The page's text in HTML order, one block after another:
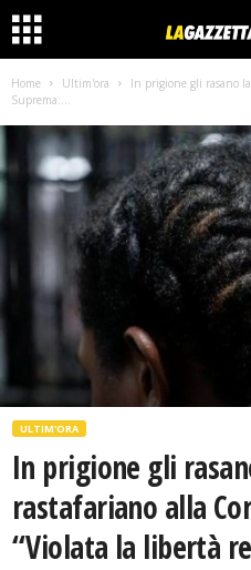
Home Ultim'ora
In prigione gli rasano
Suprema:...
ULTIM'ORA
In prigione gli
rastafariano alla
“Violata la libertà